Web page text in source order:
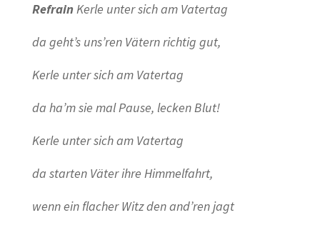
RefrainKerle unter sich am Vatertag
da geht’s uns’ren Vätern richtig gut,
Kerle unter sich am Vatertag
da ha’m sie mal Pause, lecken Blut!
Kerle unter sich am Vatertag
da starten Väter ihre Himmelfahrt,
wenn ein flacher Witz den and’ren jagt